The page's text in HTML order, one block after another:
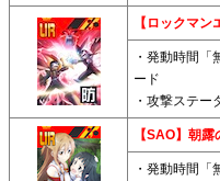
【ロックマ
・発動時間
ード
・攻撃ステ
【SAO】朝露
・発動時間